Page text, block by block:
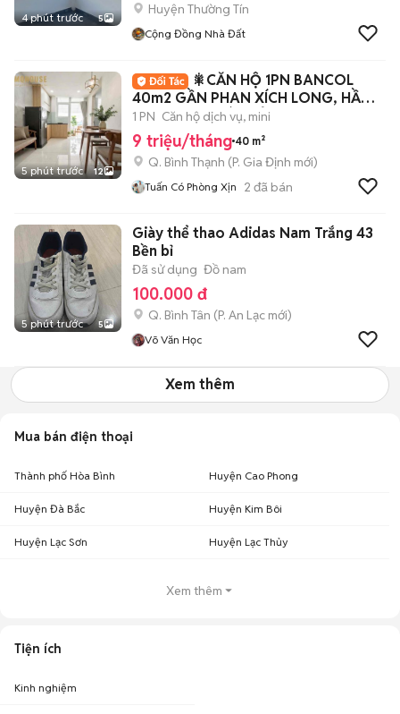
4 phút trước 5
Huyện Thường Tín
Cộng Đồng Nhà Đất
5 phút trước 12
🎇CĂN HỘ 1PN BANCOL
40m2 GẦN PHAN XÍCH LONG, HẦM
XE, THANG MÁY, BẢO VỆ
1 PN Căn hộ dịch vụ, mini
9 triệu/tháng 40 m²
Q. Bình Thạnh (P. Gia Định mới)
Tuấn Có Phòng Xịn 2 đã bán
5 phút trước 5
Giày thể thao Adidas Nam Trắng 43
Bền bỉ
Đã sử dụng Đồ nam
100.000 đ
Q. Bình Tân (P. An Lạc mới)
Võ Văn Học
Xem thêm
Mua bán điện thoại
Thành phố Hòa Bình Huyện Cao Phong
Huyện Đà Bắc Huyện Kim Bôi
Huyện Lạc Sơn Huyện Lạc Thủy
Xem thêm
Tiện ích
Kinh nghiệm